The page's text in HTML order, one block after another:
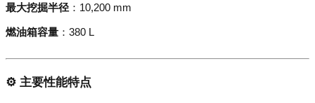
最大挖掘半径 ：10,200 mm
燃油箱容量 ：380 L
⚙️ 主要性能特点